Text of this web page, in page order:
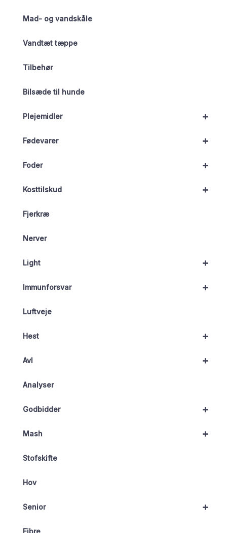
Mad- og vandskåle
Vandtæt tæppe
Tilbehør
Bilsæde til hunde
+
Plejemidler
+
Fødevarer
+
Foder
+
Kosttilskud
Fjerkræ
Nerver
+
Light
+
Immunforsvar
Luftveje
+
Hest
+
Avl
Analyser
+
Godbidder
+
Mash
Stofskifte
Hov
+
Senior
Fibre